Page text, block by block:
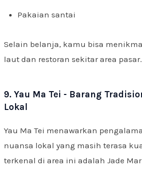
Pakaian santai
Selain belanja, kamu bisa
laut dan restoran sekitar area pasar.
9. Yau Ma Tei - Barang
Lokal
Yau Ma Tei menawarkan
nuansa lokal yang masih terasa
terkenal di area ini adalah Jade